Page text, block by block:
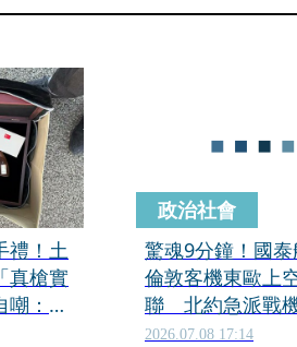
禮！土
真槍實
：送
政治社會
驚魂9分鐘！國
倫敦客機東歐上
聯 北約急派戰
告
2026.07.08 17:14